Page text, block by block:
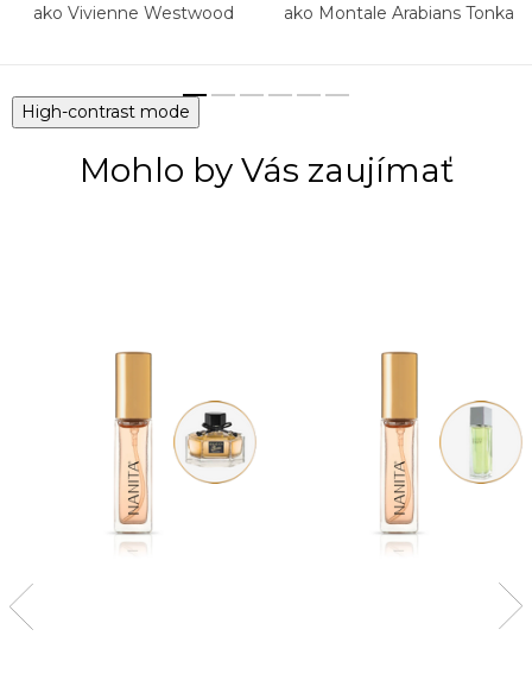
ako Vivienne Westwood
ako Montale Arabians Tonka
High-contrast mode
Mohlo by Vás zaujímať